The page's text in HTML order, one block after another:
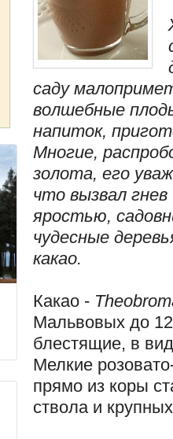
саду
волшебные
напиток,
Многие,
золота, его
что вызвал
яростью,
чудесные
какао.
Какао -
Мальвовых до 12
блестящие, в
Мелкие
прямо из коры
ствола и